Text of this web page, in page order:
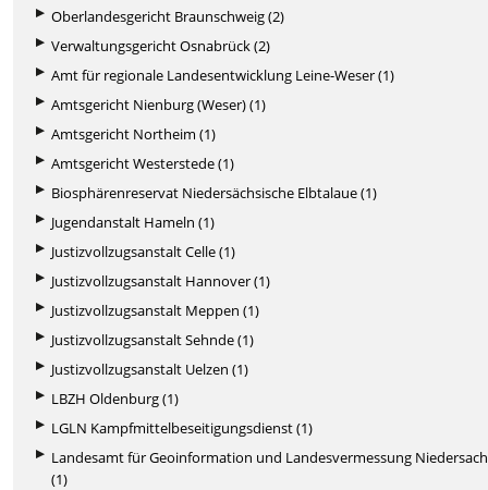
Oberlandesgericht Braunschweig (2)
Verwaltungsgericht Osnabrück (2)
Amt für regionale Landesentwicklung Leine-Weser (1)
Amtsgericht Nienburg (Weser) (1)
Amtsgericht Northeim (1)
Amtsgericht Westerstede (1)
Biosphärenreservat Niedersächsische Elbtalaue (1)
Jugendanstalt Hameln (1)
Justizvollzugsanstalt Celle (1)
Justizvollzugsanstalt Hannover (1)
Justizvollzugsanstalt Meppen (1)
Justizvollzugsanstalt Sehnde (1)
Justizvollzugsanstalt Uelzen (1)
LBZH Oldenburg (1)
LGLN Kampfmittelbeseitigungsdienst (1)
Landesamt für Geoinformation und Landesvermessung
(1)